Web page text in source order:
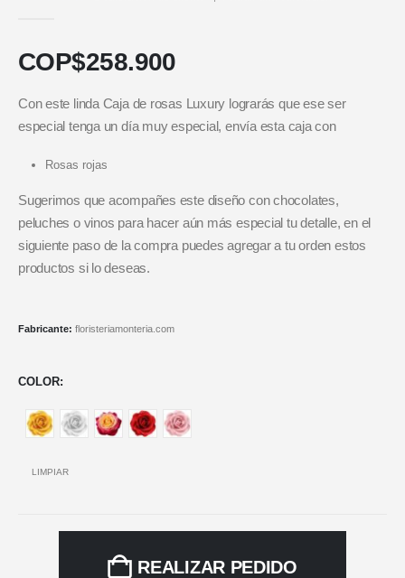
COP$258.900
Con este linda Caja de rosas Luxury lograrás que ese ser
especial tenga un día muy especial, envía esta caja con
Rosas rojas
Sugerimos que acompañes este diseño con chocolates,
peluches o vinos para hacer aún más especial tu detalle, en el
siguiente paso de la compra puedes agregar a tu orden estos
productos si lo deseas.
Fabricante: floristeriamonteria.com
COLOR
LIMPIAR
REALIZAR PEDIDO